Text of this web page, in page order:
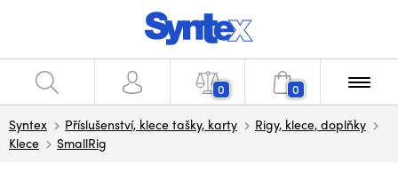
0 0
Syntex Příslušenství, klece tašky, karty
Rigy, klece, doplňky
Klece
SmallRig